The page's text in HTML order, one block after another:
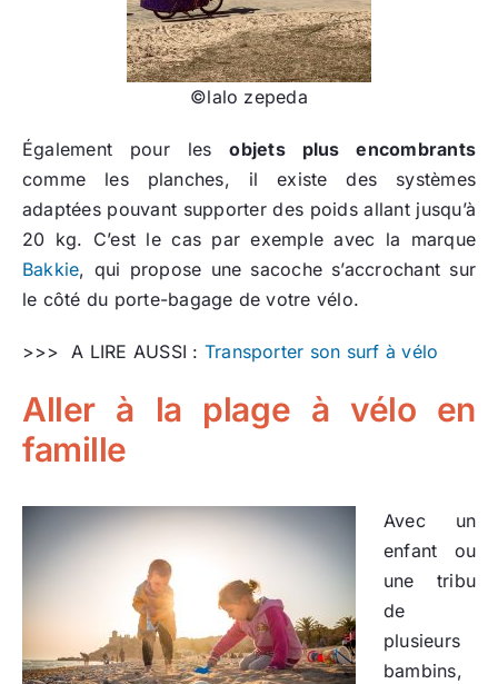
©lalo zepeda
Également pour lesobjets plus encombrants
comme les planches, il existe des systèmes
adaptées pouvant supporter des poids allant jusqu’à
20 kg. C’est le cas par exemple avec la marque
Bakkie, qui propose une sacoche s’accrochant sur
le côté du porte-bagage de votre vélo.
>>> A LIRE AUSSI : Transporter son surf à vélo
Aller à la plage à vélo en
famille
Avec un
enfant ou
une tribu
de
plusieurs
bambins,